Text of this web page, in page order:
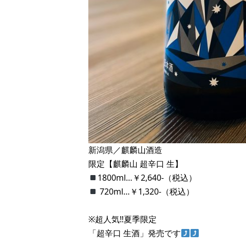
新潟県／麒麟山酒造
限定【麒麟山 超辛口 生】
1800ml…￥2,640-（税込）
720ml…￥1,320-（税込）
※超人気‼︎夏季限定
「超辛口 生酒」発売です